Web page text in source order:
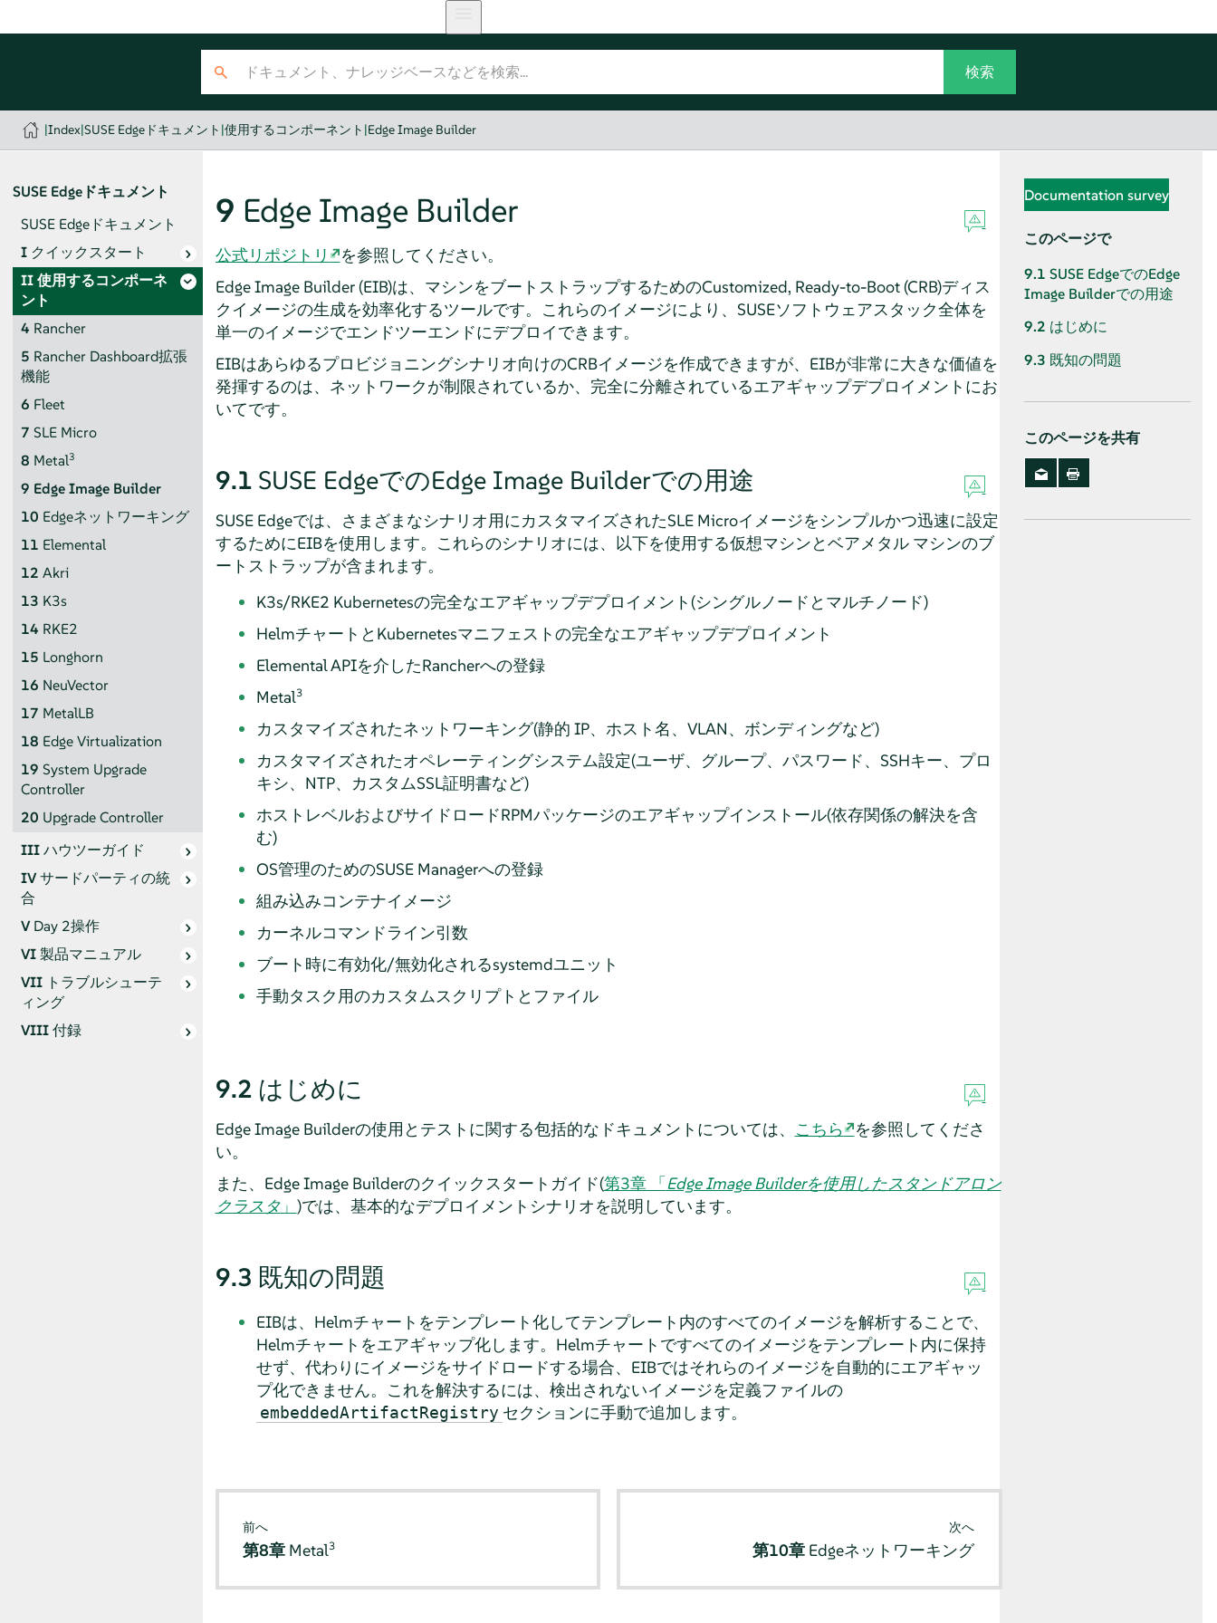
|Index|SUSE Edgeドキュメント |使用するコンポーネント |Edge Image Builder
SUSE Edgeドキュメント
SUSE Edgeドキュメント
I クイックスタート
II使用するコンポーネ
ント
4 Rancher
5 Rancher Dashboard拡張
機能
6 Fleet
7 SLE Micro
8 Metal3
9 Edge Image Builder
10 Edgeネットワーキング
11 Elemental
12 Akri
13 K3s
14 RKE2
15 Longhorn
16 NeuVector
17 MetalLB
18 Edge Virtualization
19 System Upgrade
Controller
20 Upgrade Controller
IIIハウツーガイド
IVサードパーティの統
合
VDay 2操作
VI製品マニュアル
VII トラブルシューテ
ィング
VIII付録
9 Edge Image Builder
公式リポジトリ
を参照してください。
Edge Image Builder (EIB)は、マシンをブートストラップするためのCustomized, Ready-to-Boot (CRB)ディス
クイメージの生成を効率化するツールです。これらのイメージにより、SUSEソフトウェアスタック全体を
単一のイメージでエンドツーエンドにデプロイできます。
EIBはあらゆるプロビジョニングシナリオ向けのCRBイメージを作成できますが、EIBが非常に大きな価値を
発揮するのは、ネットワークが制限されているか、完全に分離されているエアギャップデプロイメントにお
いてです。
9.1 SUSE EdgeでのEdge Image Builderでの用途
SUSE Edgeでは、さまざまなシナリオ用にカスタマイズされたSLE Microイメージをシンプルかつ迅速に設定
するためにEIBを使用します。これらのシナリオには、以下を使用する仮想マシンとベアメタル マシンのブ
ートストラップが含まれます。
K3s/RKE2 Kubernetesの完全なエアギャップデプロイメント(シングルノードとマルチノード)
HelmチャートとKubernetesマニフェストの完全なエアギャップデプロイメント
Elemental APIを介したRancherへの登録
Metal3
カスタマイズされたネットワーキング(静的 IP、ホスト名、VLAN、ボンディングなど)
カスタマイズされたオペレーティングシステム設定(ユーザ、グループ、パスワード、SSHキー、プロ
キシ、NTP、カスタムSSL証明書など)
ホストレベルおよびサイドロードRPMパッケージのエアギャップインストール(依存関係の解決を含
む)
OS管理のためのSUSE Managerへの登録
組み込みコンテナイメージ
カーネルコマンドライン引数
ブート時に有効化/無効化されるsystemdユニット
手動タスク用のカスタムスクリプトとファイル
9.2 はじめに
Edge Image Builderの使用とテストに関する包括的なドキュメントについては、 こちら
を参照してくださ
い。
また、Edge Image Builderのクイックスタートガイド(第3章 「Edge Image Builderを使用したスタンドアロン
クラスタ」 )では、基本的なデプロイメントシナリオを説明しています。
9.3 既知の問題
EIBは、Helmチャートをテンプレート化してテンプレート内のすべてのイメージを解析することで、
Helmチャートをエアギャップ化します。Helmチャートですべてのイメージをテンプレート内に保持
せず、代わりにイメージをサイドロードする場合、EIBではそれらのイメージを自動的にエアギャッ
プ化できません。これを解決するには、検出されないイメージを定義ファイルの
embeddedArtifactRegistry セクションに手動で追加します。
前へ
第8章 Metal3
次へ
第10章 Edgeネットワーキング
Documentation survey
このページで
9.1 SUSE EdgeでのEdge
Image Builderでの用途
9.2 はじめに
9.3 既知の問題
このページを共有